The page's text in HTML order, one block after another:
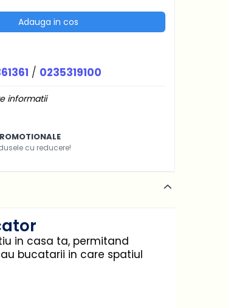
Adauga in cos
/ 0235319100
informatii
cu reducere!
in casa ta, permitand
bucatarii in care spatiul